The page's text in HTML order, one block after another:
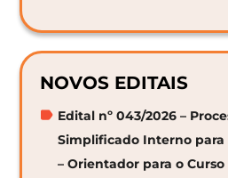
NOVOS EDITAIS
Edital nº 043/2026 –
Simplificado Interno para
– Orientador para o